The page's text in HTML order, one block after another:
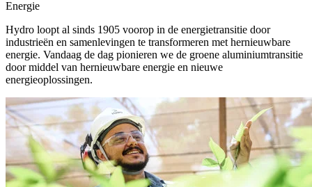
Energie
Hydro loopt al sinds 1905 voorop in de energietransitie door
industrieën en samenlevingen te transformeren met hernieuwbare
energie. Vandaag de dag pionieren we de groene aluminiumtransitie
door middel van hernieuwbare energie en nieuwe
energieoplossingen.